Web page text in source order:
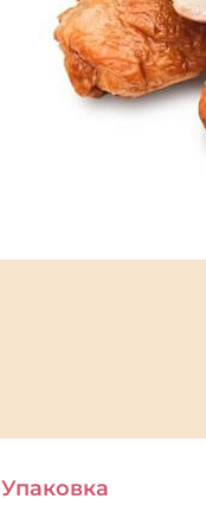
Упаковка